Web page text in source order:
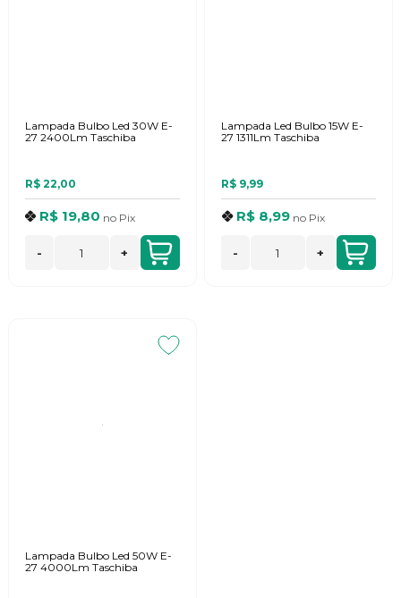
Lampada Bulbo Led 30W E-
27 2400Lm Taschiba
R$ 22,00
R$ 19,80 no Pix
- +
Lampada Led Bulbo 15W E-
27 1311Lm Taschiba
R$ 9,99
R$ 8,99 no Pix
- +
Lampada Bulbo Led 50W E-
27 4000Lm Taschiba